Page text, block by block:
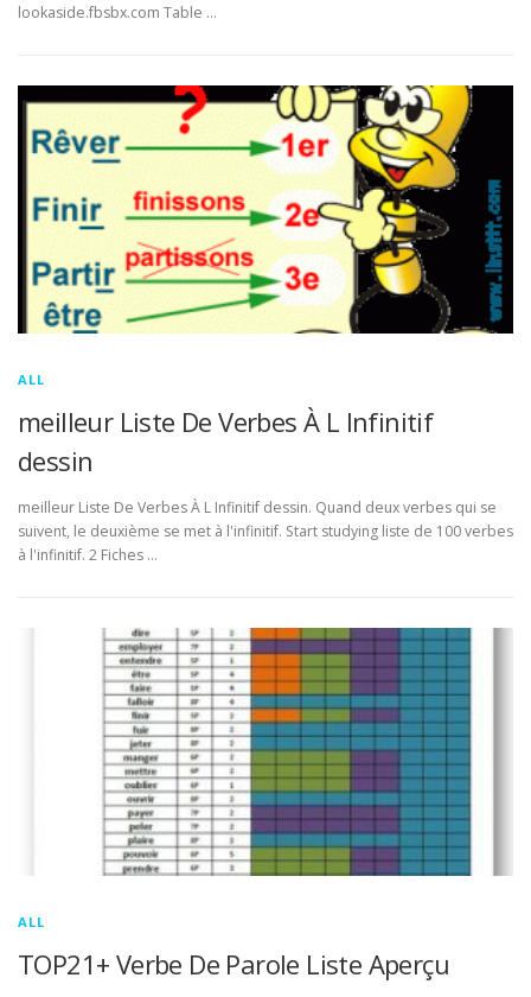
lookaside.fbsbx.com Table …
ALL
meilleur Liste De Verbes À L Infinitif
dessin
meilleur Liste De Verbes À L Infinitif dessin. Quand deux verbes qui se
suivent, le deuxième se met à l'infinitif. Start studying liste de 100 verbes
à l'infinitif. 2 Fiches …
ALL
TOP21+ Verbe De Parole Liste Aperçu